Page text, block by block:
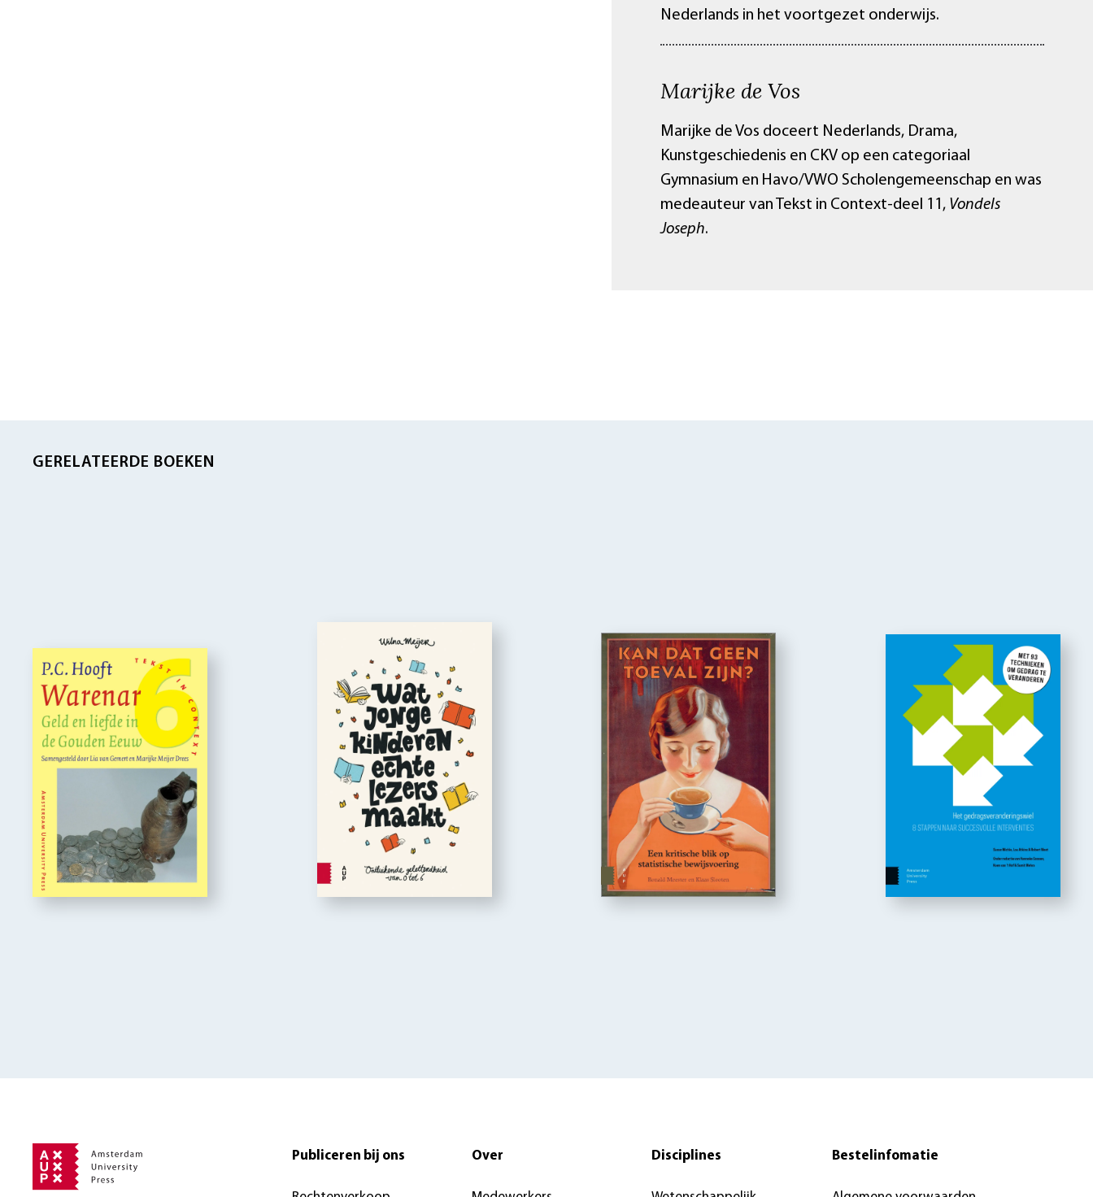
Nederlands in het voortgezet onderwijs.
Marijke de Vos
Marijke de Vos doceert Nederlands, Drama,
Kunstgeschiedenis en CKV op een categoriaal
Gymnasium en Havo/VWO Scholengemeenschap en was
medeauteur van Tekst in Context-deel 11, Vondels
Joseph.
GERELATEERDE BOEKEN
Publiceren bij ons Over Disciplines Bestelinfomatie